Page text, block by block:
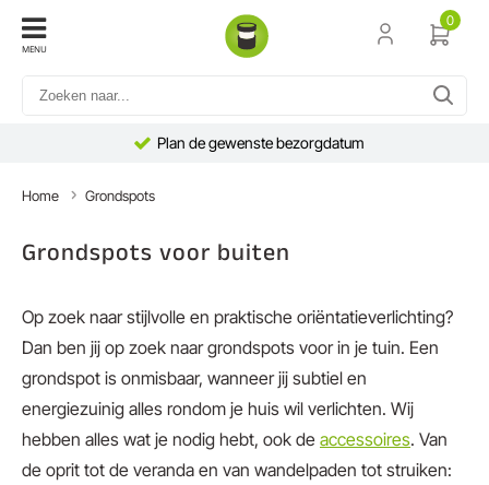
MENU
0
Plan de gewenste bezorgdatum
Home Grondspots
Grondspots voor buiten
Op zoek naar stijlvolle en praktische oriëntatieverlichting?
Dan ben jij op zoek naar grondspots voor in je tuin. Een
grondspot is onmisbaar, wanneer jij subtiel en
energiezuinig alles rondom je huis wil verlichten. Wij
hebben alles wat je nodig hebt, ook de accessoires. Van
de oprit tot de veranda en van wandelpaden tot struiken: